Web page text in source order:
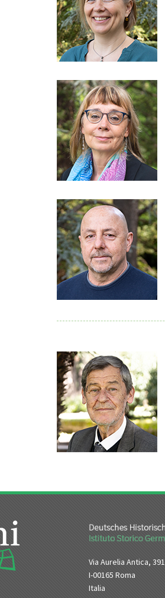
Via Aurelia Antica, 391
I-00165 Roma
Italia